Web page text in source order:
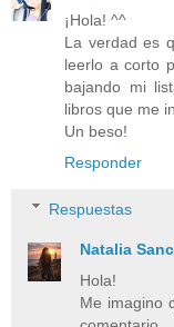
¡Hola! ^^
La verdad es
leerlo a corto
bajando mi
libros que me
Un beso!
Responder
Respuestas
Natalia
Hola!
Me imagino